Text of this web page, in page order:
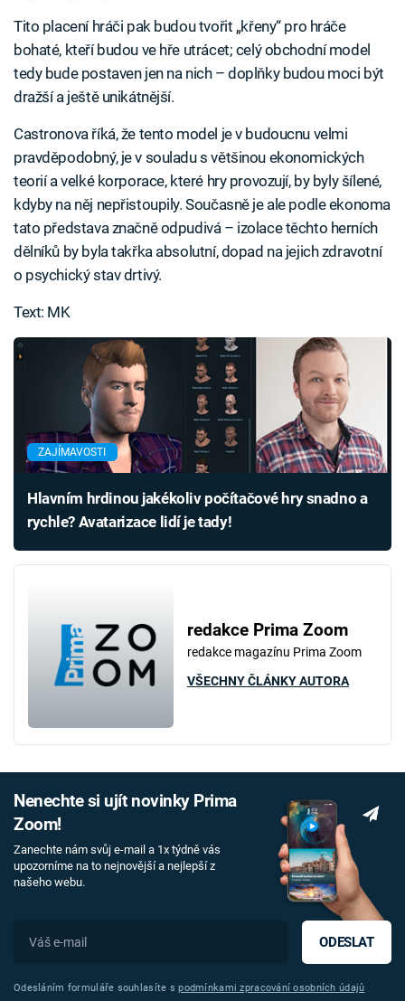
Tito placení hráči pak budou tvořit „křeny“ pro hráče
bohaté, kteří budou ve hře utrácet; celý obchodní model
tedy bude postaven jen na nich – doplňky budou moci být
dražší a ještě unikátnější.
Castronova říká, že tento model je v budoucnu velmi
pravděpodobný, je v souladu s většinou ekonomických
teorií a velké korporace, které hry provozují, by byly šílené,
kdyby na něj nepřistoupily. Současně je ale podle ekonoma
tato představa značně odpudivá – izolace těchto herních
dělníků by byla takřka absolutní, dopad na jejich zdravotní
o psychický stav drtivý.
Text: MK
ZAJÍMAVOSTI
Hlavním hrdinou jakékoliv počítačové hry snadno a
rychle? Avatarizace lidí je tady!
redakce Prima Zoom
redakce magazínu Prima Zoom
VŠECHNY ČLÁNKY AUTORA
Nenechte si ujít novinky Prima
Zoom!
Zanechte nám svůj e-mail a 1x týdně vás
upozorníme na to nejnovější a nejlepší z
našeho webu.
ODESLAT
Odesláním formuláře souhlasíte spodmínkami zpracování osobních údajů